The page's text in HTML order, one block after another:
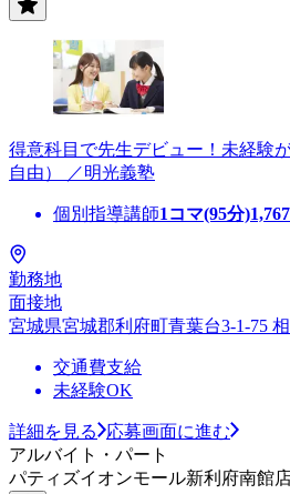
得意科目で先生デビュー！未経験
自由） ／明光義塾
個別指導講師1コマ(95分)1,767
勤務地
面接地
宮城県宮城郡利府町青葉台3-1-75
交通費支給
未経験OK
詳細を見る
応募画面に進む
アルバイト・パート
パティズイオンモール新利府南館